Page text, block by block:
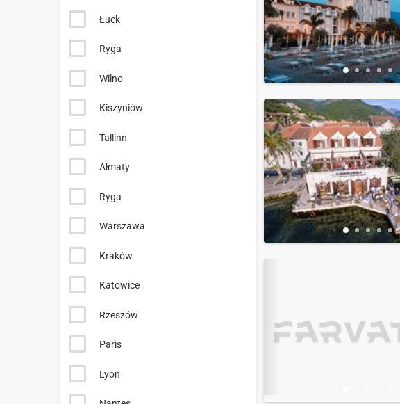
Łuck
Ryga
Wilno
Kiszyniów
Tallinn
Ałmaty
Ryga
Warszawa
Kraków
Katowice
Rzeszów
Paris
Lyon